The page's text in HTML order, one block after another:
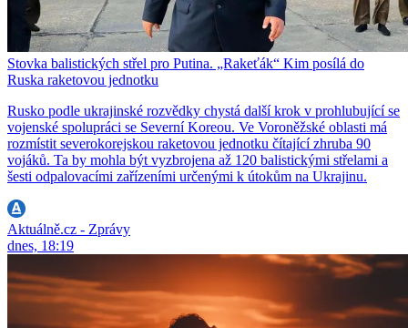
Stovka balistických střel pro Putina. „Rakeťák“ Kim posílá do
Ruska raketovou jednotku
Rusko podle ukrajinské rozvědky chystá další krok v prohlubující se
vojenské spolupráci se Severní Koreou. Ve Voroněžské oblasti má
rozmístit severokorejskou raketovou jednotku čítající zhruba 90
vojáků. Ta by mohla být vyzbrojena až 120 balistickými střelami a
šesti odpalovacími zařízeními určenými k útokům na Ukrajinu.
Aktuálně.cz - Zprávy
dnes, 18:19